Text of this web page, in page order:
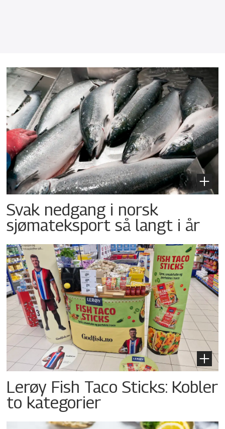
Svak nedgang i norsk
sjømateksport så langt i år
Lerøy Fish Taco Sticks: Kobler
to kategorier